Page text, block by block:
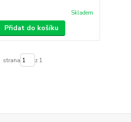
Skladem
Přidat do košíku
strana z 1